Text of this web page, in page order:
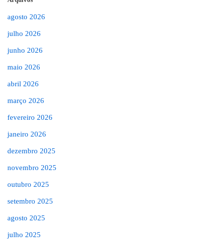
agosto 2026
julho 2026
junho 2026
maio 2026
abril 2026
março 2026
fevereiro 2026
janeiro 2026
dezembro 2025
novembro 2025
outubro 2025
setembro 2025
agosto 2025
julho 2025